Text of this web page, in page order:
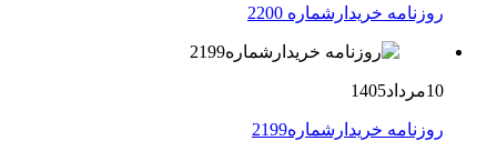
روزنامه خریدارشماره 2200
10مرداد1405
روزنامه خریدارشماره2199